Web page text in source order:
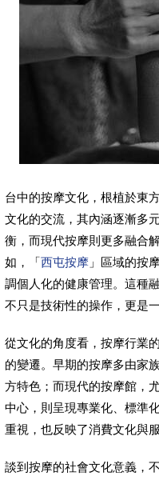
台中的按摩文化，根植於東
文化的交流，其內涵逐漸多
衡，而現代按摩則更多融合
如，「西屯按摩 」區域的按
調個人化的健康管理。這種
不只是技術性的操作，更是
從文化的角度看，按摩行業
的變遷。早期的按摩多由家
方特色；而現代的按摩館，
中心，則呈現專業化、標準
重視，也反映了消費文化與
談到按摩的社會文化意義，